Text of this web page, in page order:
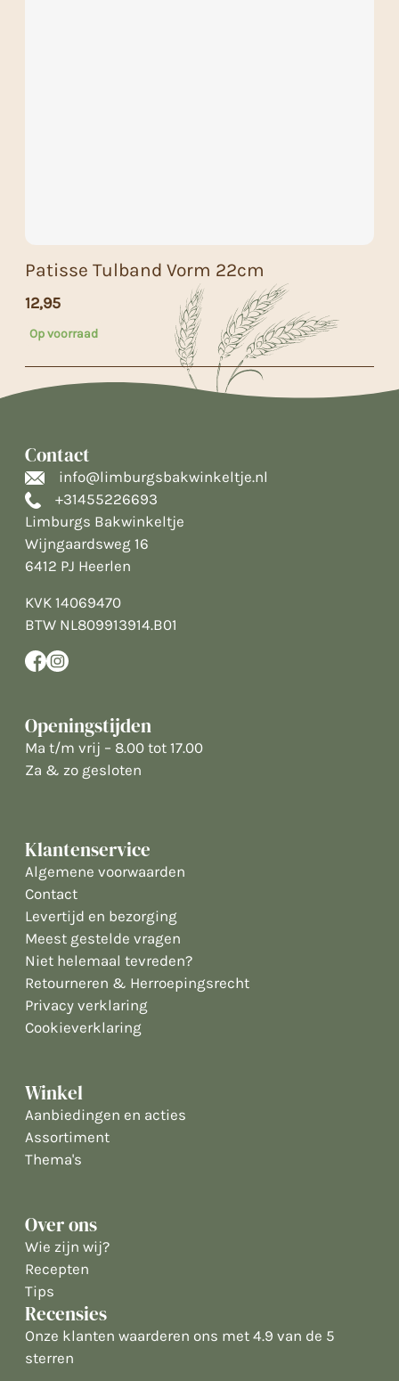
Patisse Tulband Vorm 22cm
12,95
Op voorraad
Contact
info@limburgsbakwinkeltje.nl
+31455226693
Limburgs Bakwinkeltje
Wijngaardsweg 16
6412 PJ Heerlen
KVK 14069470
BTW NL809913914.B01
Openingstijden
Ma t/m vrij – 8.00 tot 17.00
Za & zo gesloten
Klantenservice
Algemene voorwaarden
Contact
Levertijd en bezorging
Meest gestelde vragen
Niet helemaal tevreden?
Retourneren & Herroepingsrecht
Privacy verklaring
Cookieverklaring
Winkel
Aanbiedingen en acties
Assortiment
Thema's
Over ons
Wie zijn wij?
Recepten
Tips
Recensies
Onze klanten waarderen ons met 4.9 van de 5
sterren